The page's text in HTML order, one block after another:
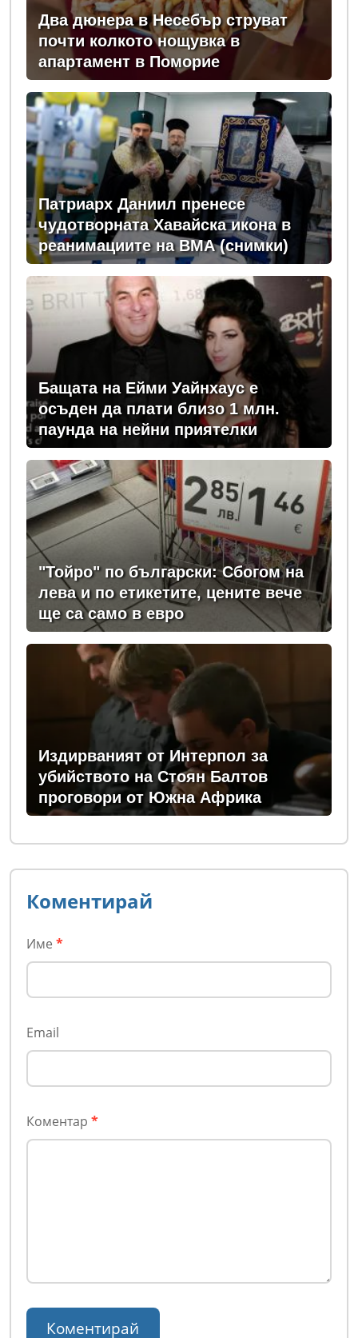
Два дюнера в Несебър струват
почти колкото нощувка в
апартамент в Поморие
Патриарх Даниил пренесе
чудотворната Хавайска икона в
реанимациите на ВМА (снимки)
Бащата на Ейми Уайнхаус е
осъден да плати близо 1 млн.
паунда на нейни приятелки
"Тойро" по български: Сбогом на
лева и по етикетите, цените вече
ще са само в евро
Издирваният от Интерпол за
убийството на Стоян Балтов
проговори от Южна Африка
Коментирай
Име *
Email
Коментар *